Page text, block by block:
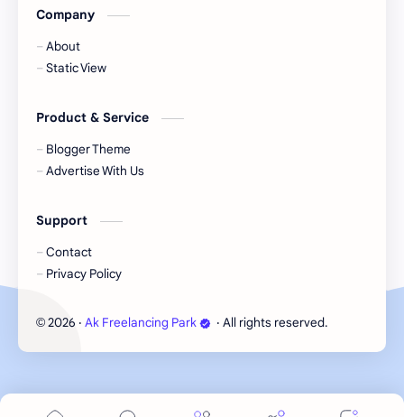
Company
About
Static View
Product & Service
Blogger Theme
Advertise With Us
Support
Contact
Privacy Policy
© 2026 ‧ Ak Freelancing Park ‧ All rights reserved.